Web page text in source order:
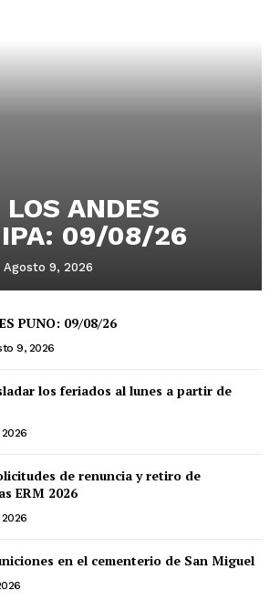
ANDES
09/08/26
Agosto 9, 2026
PUNO: 09/08/26
9, 2026
los feriados al lunes a partir de
de renuncia y retiro de
ERM 2026
en el cementerio de San Miguel